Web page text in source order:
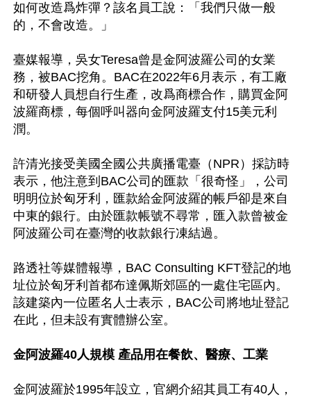
如何改造爲炸彈？該名員工說：「我們只做一般
的，不會改造。」
臺媒報導，吳女Teresa曾是金阿波羅公司的女業
務，被BAC挖角。BAC在2022年6月表示，有工廠
和研發人員想自行生產，改爲商標合作，購買金阿
波羅商標，每個呼叫器向金阿波羅支付15美元利
潤。
許清光接受美國全國公共廣播電臺（NPR）採訪時
表示，他注意到BAC公司的匯款「很奇怪」，公司
明明位於匈牙利，匯款給金阿波羅的帳戶卻是來自
中東的銀行。由於匯款帳號不尋常，匯入款曾被金
阿波羅公司在臺灣的收款銀行凍結過。
路透社等媒體報導，BAC Consulting KFT登記的地
址位於匈牙利首都布達佩斯郊區的一處住宅區內。
該建築內一位匿名人士表示，BAC公司將地址登記
在此，但未設有實體辦公室。
金阿波羅40人規模 產品用在餐飲、醫療、工業
金阿波羅於1995年設立，官網介紹其員工有40人，